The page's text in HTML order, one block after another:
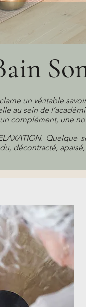
un véritable
au sein de
complément, une
décontracté,